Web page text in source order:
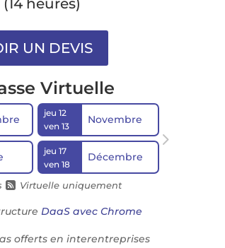
heures)
Virtuelle
jeu 12
ven 13
Novembre
jeu 17
ven 18
Décembre
 Virtuelle uniquement
DaaS avec Chrome
offerts en interentreprises